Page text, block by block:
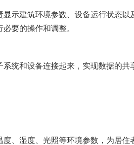
建筑环境参数、设备运行状态以
要的操作和调整。
和设备连接起来，实现数据的共
湿度、光照等环境参数，为居住